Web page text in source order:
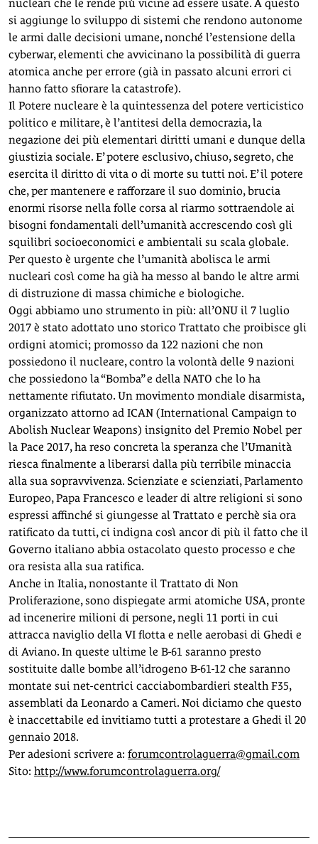
nucleari che le rende più vicine ad essere usate. A questo
si aggiunge lo sviluppo di sistemi che rendono autonome
le armi dalle decisioni umane, nonché l’estensione della
cyberwar, elementi che avvicinano la possibilità di guerra
atomica anche per errore (già in passato alcuni errori ci
hanno fatto sfiorare la catastrofe).
Il Potere nucleare è la quintessenza del potere verticistico
politico e militare, è l’antitesi della democrazia, la
negazione dei più elementari diritti umani e dunque della
giustizia sociale. E’ potere esclusivo, chiuso, segreto, che
esercita il diritto di vita o di morte su tutti noi. E’ il potere
che, per mantenere e rafforzare il suo dominio, brucia
enormi risorse nella folle corsa al riarmo sottraendole ai
bisogni fondamentali dell’umanità accrescendo così gli
squilibri socioeconomici e ambientali su scala globale.
Per questo è urgente che l’umanità abolisca le armi
nucleari così come ha già ha messo al bando le altre armi
di distruzione di massa chimiche e biologiche.
Oggi abbiamo uno strumento in più: all’ONU il 7 luglio
2017 è stato adottato uno storico Trattato che proibisce gli
ordigni atomici; promosso da 122 nazioni che non
possiedono il nucleare, contro la volontà delle 9 nazioni
che possiedono la “Bomba” e della NATO che lo ha
nettamente rifiutato. Un movimento mondiale disarmista,
organizzato attorno ad ICAN (International Campaign to
Abolish Nuclear Weapons) insignito del Premio Nobel per
la Pace 2017, ha reso concreta la speranza che l’Umanità
riesca finalmente a liberarsi dalla più terribile minaccia
alla sua sopravvivenza. Scienziate e scienziati, Parlamento
Europeo, Papa Francesco e leader di altre religioni si sono
espressi affinché si giungesse al Trattato e perchè sia ora
ratificato da tutti, ci indigna così ancor di più il fatto che il
Governo italiano abbia ostacolato questo processo e che
ora resista alla sua ratifica.
Anche in Italia, nonostante il Trattato di Non
Proliferazione, sono dispiegate armi atomiche USA, pronte
ad incenerire milioni di persone, negli 11 porti in cui
attracca naviglio della VI flotta e nelle aerobasi di Ghedi e
di Aviano. In queste ultime le B-61 saranno presto
sostituite dalle bombe all’idrogeno B-61-12 che saranno
montate sui net-centrici cacciabombardieri stealth F35,
assemblati da Leonardo a Cameri. Noi diciamo che questo
è inaccettabile ed invitiamo tutti a protestare a Ghedi il 20
gennaio 2018.
Per adesioni scrivere a: forumcontrolaguerra@gmail.com
Sito: http://www.forumcontrolaguerra.org/